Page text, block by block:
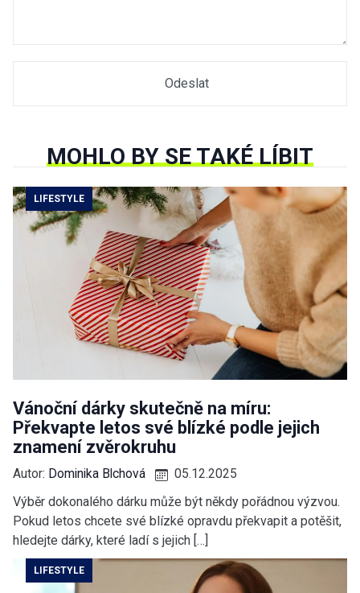
MOHLO BY SE TAKÉ LÍBIT
LIFESTYLE
Vánoční dárky skutečně na míru:
Překvapte letos své blízké podle jejich
znamení zvěrokruhu
Autor: Dominika Blchová
05.12.2025
Výběr dokonalého dárku může být někdy pořádnou výzvou.
Pokud letos chcete své blízké opravdu překvapit a potěšit,
hledejte dárky, které ladí s jejich […]
LIFESTYLE